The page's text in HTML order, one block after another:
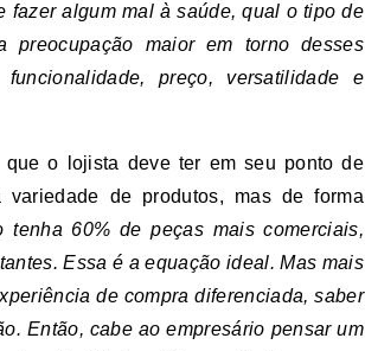
fazer algum mal à saúde, qual o tipo de
preocupação maior em torno desses
preço, versatilidade e
o lojista deve ter em seu ponto de
de produtos, mas de forma
tenha 60% de peças mais comerciais,
Essa é a equação ideal. Mas mais
de compra diferenciada, saber
Então, cabe ao empresário pensar um